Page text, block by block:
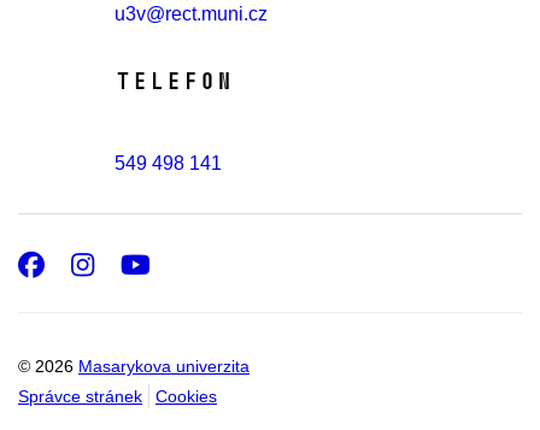
u3v@rect.muni.cz
Telefon
549 498 141
© 2026 Masarykova univerzita
Správce stránek
Cookies
Facebook
Instagram